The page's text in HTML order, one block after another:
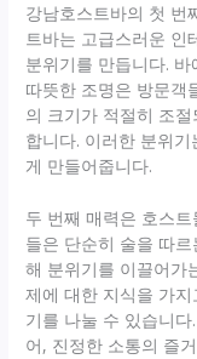
강남호스트바의 첫 번
트바는 고급스러운 인
분위기를 만듭니다.
따뜻한 조명은 방문객
의 크기가 적절히 조
합니다. 이러한 분위
게 만들어줍니다.
두 번째 매력은 호스
들은 단순히 술을 따
해 분위기를 이끌어가
제에 대한 지식을 가
기를 나눌 수 있습니
어, 진정한 소통의 즐